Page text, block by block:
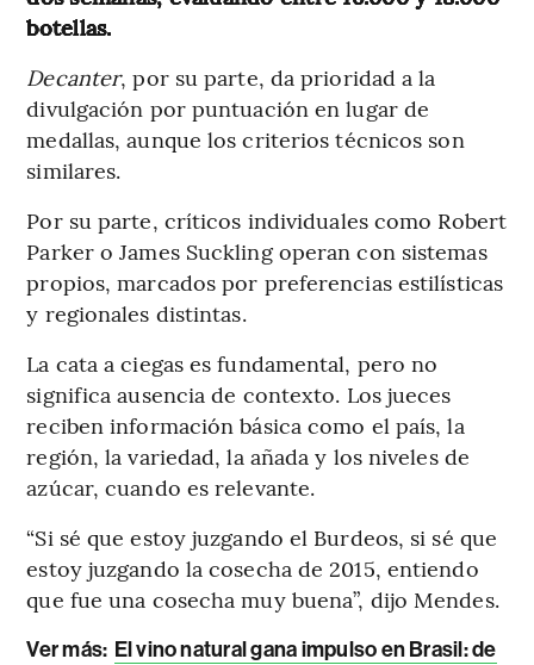
botellas.
Decanter, por su parte, da prioridad a la
divulgación por puntuación en lugar de
medallas, aunque los criterios técnicos son
similares.
Por su parte, críticos individuales como Robert
Parker o James Suckling operan con sistemas
propios, marcados por preferencias estilísticas
y regionales distintas.
La cata a ciegas es fundamental, pero no
significa ausencia de contexto. Los jueces
reciben información básica como el país, la
región, la variedad, la añada y los niveles de
azúcar, cuando es relevante.
“Si sé que estoy juzgando el Burdeos, si sé que
estoy juzgando la cosecha de 2015, entiendo
que fue una cosecha muy buena”, dijo Mendes.
Ver más: El vino natural gana impulso en Brasil: de